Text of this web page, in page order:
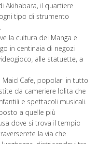
Akihabara, il quartiere
tipo di strumento
la cultura dei Manga e
in centinaia di negozi
alle statuette, a
Cafe, popolari in tutto
da cameriere lolita che
e spettacoli musicali.
a quelle più
dove si trova il tempio
la via che